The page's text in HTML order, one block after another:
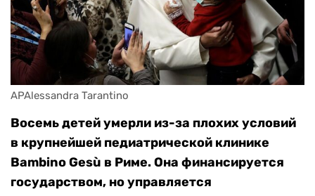
APAlessandra Tarantino
Восемь детей умерли из-за плохих условий
в крупнейшей педиатрической клинике
Bambino Gesù в Риме. Она финансируется
государством, но управляется